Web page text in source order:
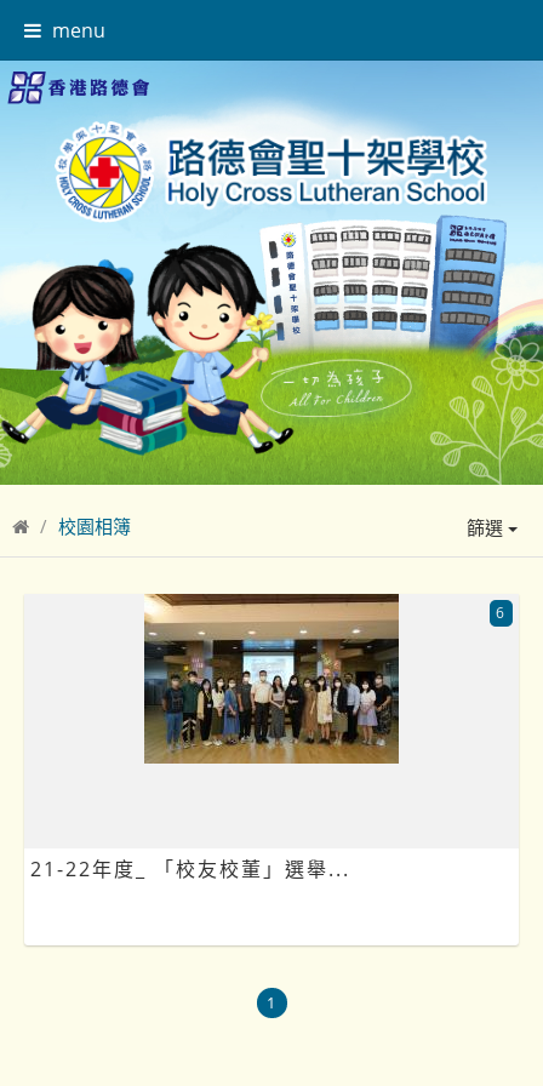
menu
校園相簿 篩選
21-22年度_ 「校友校董」選舉...
6
1